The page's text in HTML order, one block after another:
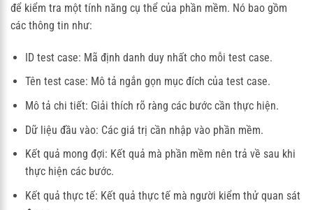
để kiểm tra một tính năng cụ thể của phần mềm. Nó bao gồm
các thông tin như:
ID test case: Mã định danh duy nhất cho mỗi test case.
Tên test case: Mô tả ngắn gọn mục đích của test case.
Mô tả chi tiết: Giải thích rõ ràng các bước cần thực hiện.
Dữ liệu đầu vào: Các giá trị cần nhập vào phần mềm.
Kết quả mong đợi: Kết quả mà phần mềm nên trả về sau khi
thực hiện các bước.
Kết quả thực tế: Kết quả thực tế mà người kiểm thử quan sát